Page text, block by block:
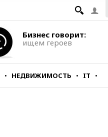
Бизнес говорит:
ищем героев
НЕДВИЖИМОСТЬ IT